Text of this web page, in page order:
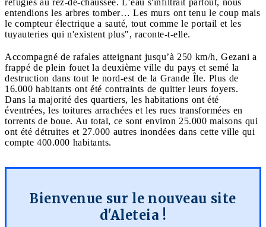
entendions les arbres tomber… Les murs ont tenu le coup mais
le compteur électrique a sauté, tout comme le portail et les
tuyauteries qui n'existent plus", raconte-t-elle.
Accompagné de rafales atteignant jusqu’à 250 km/h, Gezani a
frappé de plein fouet la deuxième ville du pays et semé la
destruction dans tout le nord-est de la Grande Île. Plus de
16.000 habitants ont été contraints de quitter leurs foyers.
Dans la majorité des quartiers, les habitations ont été
éventrées, les toitures arrachées et les rues transformées en
torrents de boue. Au total, ce sont environ 25.000 maisons qui
ont été détruites et 27.000 autres inondées dans cette ville qui
compte 400.000 habitants.
Bienvenue sur le nouveau site
d'Aleteia !